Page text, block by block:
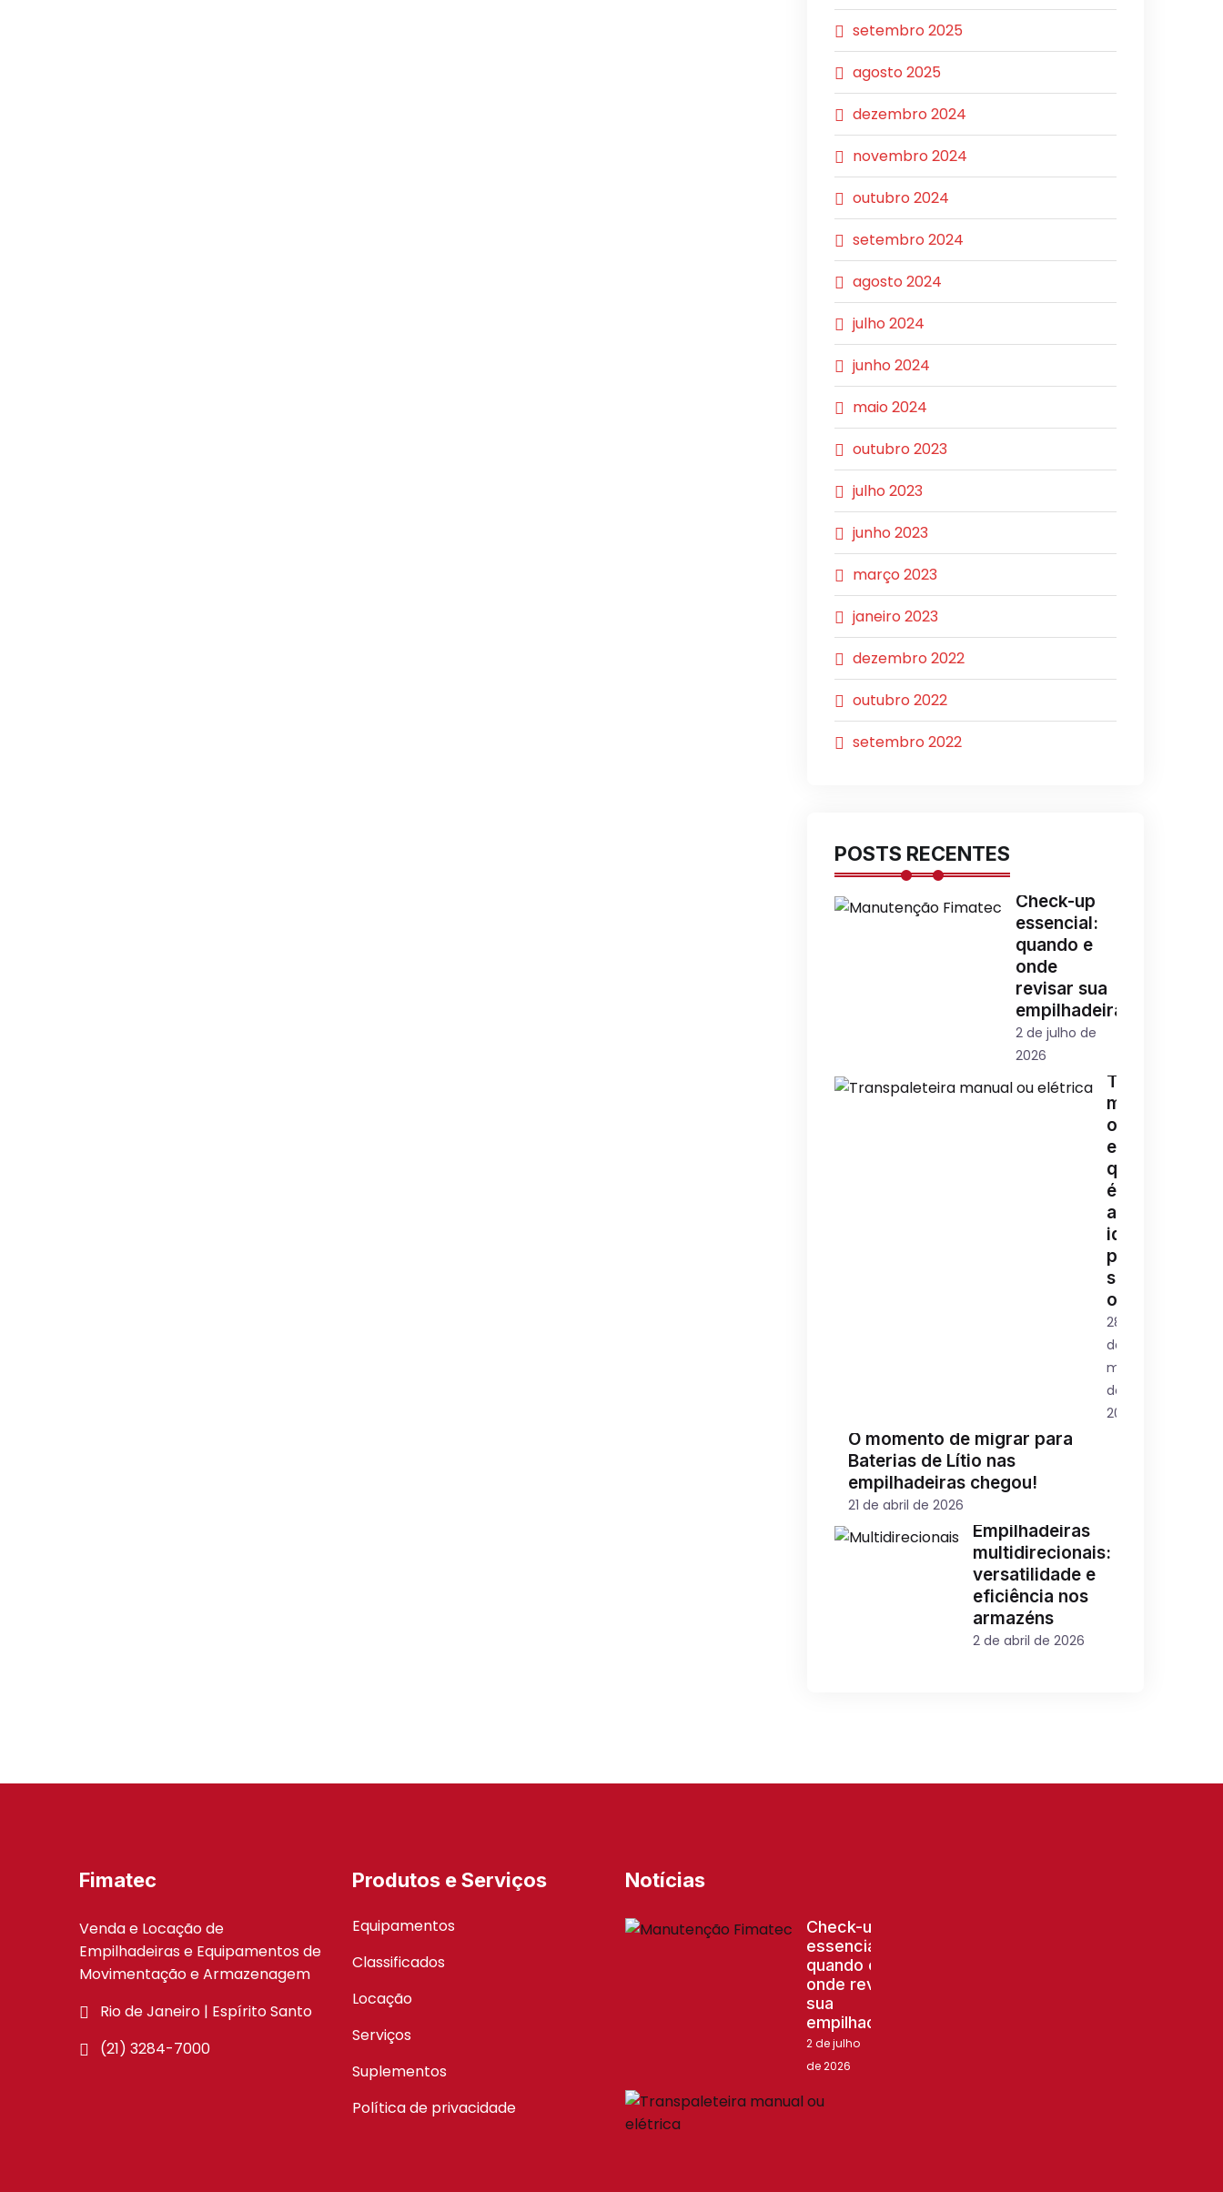
setembro 2025
agosto 2025
dezembro 2024
novembro 2024
outubro 2024
setembro 2024
agosto 2024
julho 2024
junho 2024
maio 2024
outubro 2023
julho 2023
junho 2023
março 2023
janeiro 2023
dezembro 2022
outubro 2022
setembro 2022
POSTS RECENTES
Check-up
essencial:
quando e
onde
revisar sua
empilhadeira
2 de julho de
2026
manual
ou
elétrica:
qual
é
a
ideal
para
sua
operação?
28
de
maio
de
2026
O momento de migrar para
Baterias de Lítio nas
empilhadeiras chegou!
21 de abril de 2026
Empilhadeiras
multidirecionais:
versatilidade e
eficiência nos
armazéns
2 de abril de 2026
Fimatec
Venda e Locação de
Empilhadeiras e Equipamentos de
Movimentação e Armazenagem
Rio de Janeiro | Espírito Santo
(21) 3284-7000
Produtos e Serviços
Equipamentos
Classificados
Locação
Serviços
Suplementos
Política de privacidade
Notícias
Check-up
essencial:
quando e
onde revisar
sua
empilhadeira
2 de julho
de 2026